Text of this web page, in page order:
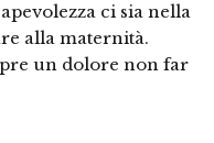
ci sia nella
alla maternità.
un dolore non far